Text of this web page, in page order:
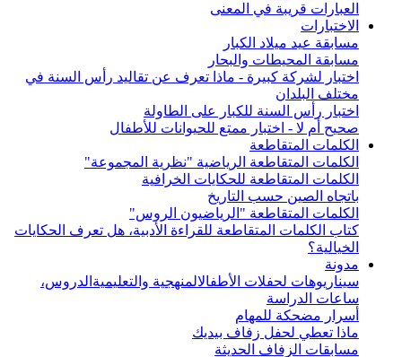
العبارات قريبة في المعنى
الاختبارات
مسابقة عيد ميلاد الكبار
مسابقة المحيطات والبحار
اختبار لشركة كبيرة - ماذا تعرف عن تقاليد رأس السنة في
مختلف البلدان
اختبار رأس السنة للكبار على الطاولة
صحيح أم لا - اختبار ممتع للحيوانات للأطفال
الكلمات المتقاطعة
الكلمات المتقاطعة الرياضية "نظرية المجموعة"
الكلمات المتقاطعة للحكايات الخرافية
باتجاه الصين حسب التاريخ
الكلمات المتقاطعة "الرياضيون الروس"
كتاب الكلمات المتقاطعة للقراءة الأدبية، هل تعرف الحكايات
الخيالية؟
مدونة
سيناريوهات لحفلات الأطفالالمنهجية والتعليمية الدروس،
ساعات الدراسة
أسرار مضحكة للمهام
ماذا تعطي لحفل زفاف بيديك
مسابقات الزفاف الحديثة